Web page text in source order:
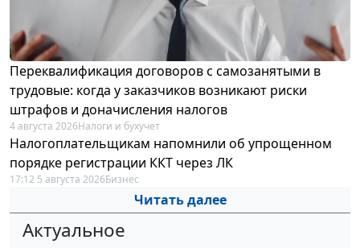
Переквалификация договоров с самозанятыми в
трудовые: когда у заказчиков возникают риски
штрафов и доначисления налогов
4 августа 2026Налоги и бухучет
Налогоплательщикам напомнили об упрощенном
порядке регистрации ККТ через ЛК
17:12 5 августа 2026Бизнес
Читать далее
Актуальное